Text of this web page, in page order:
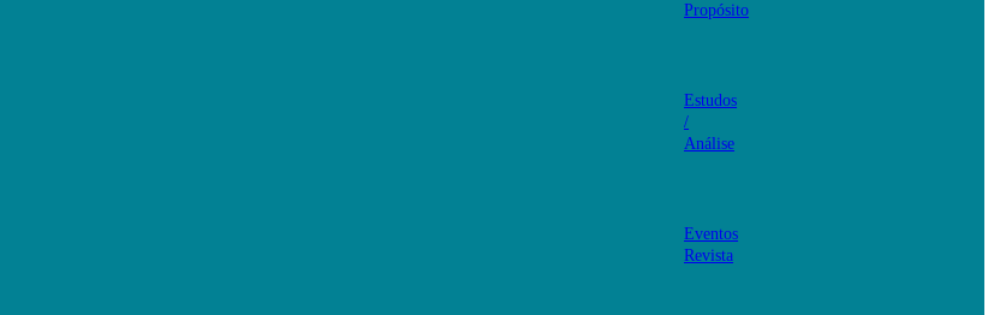
Propósito
Estudos
/
Análise
Eventos
Revista